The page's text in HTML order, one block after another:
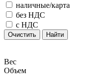
наличные/карта
без НДС
с НДС
Очистить Найти
Вес
Объем